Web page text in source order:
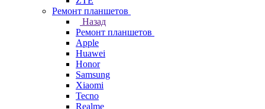
Ремонт планшетов
Назад
Ремонт планшетов
Apple
Huawei
Honor
Samsung
Xiaomi
Tecno
Realme